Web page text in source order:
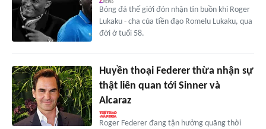
Bóng đá thế giới đón nhận tin buồn khi Roger
Lukaku - cha của tiền đạo Romelu Lukaku, qua
đời ở tuổi 58.
Huyền thoại Federer thừa nhận sự
thật liên quan tới Sinner và
Alcaraz
Roger Federer đang tận hưởng quãng thời